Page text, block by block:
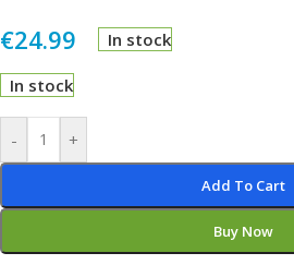
€24.99 In stock
In stock
- +
Add To Cart
Buy Now
Alternative: